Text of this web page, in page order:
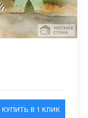
КУПИТЬ В 1 КЛИК